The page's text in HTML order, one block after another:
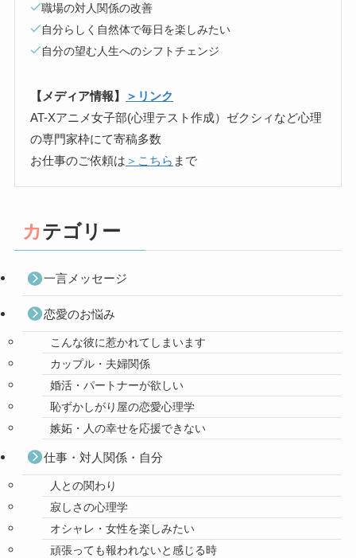
職場の対人関係の改善
自分らしく自然体で毎日を楽しみたい
自分の望む人生へのシフトチェンジ
【メディア情報】
＞リンク
AT-Xアニメ女子部(心理テスト作成）ゼクシィなど心理
の専門家枠にて寄稿多数
お仕事のご依頼は ＞こちら まで
カテゴリー
一言メッセージ
恋愛のお悩み
こんな彼に惹かれてしまいます
カップル・夫婦関係
婚活・パートナーが欲しい
恥ずかしがり屋の恋愛心理学
嫉妬・人の幸せを応援できない
仕事・対人関係・自分
人との関わり
寂しさの心理学
オシャレ・女性を楽しみたい
頑張っても報われないと感じる時